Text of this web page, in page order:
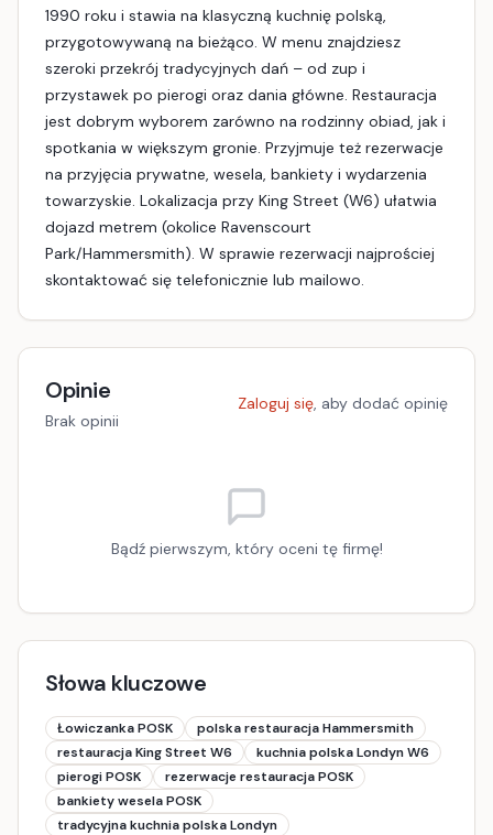
1990 roku i stawia na klasyczną kuchnię polską,
przygotowywaną na bieżąco. W menu znajdziesz
szeroki przekrój tradycyjnych dań – od zup i
przystawek po pierogi oraz dania główne. Restauracja
jest dobrym wyborem zarówno na rodzinny obiad, jak i
spotkania w większym gronie. Przyjmuje też rezerwacje
na przyjęcia prywatne, wesela, bankiety i wydarzenia
towarzyskie. Lokalizacja przy King Street (W6) ułatwia
dojazd metrem (okolice Ravenscourt
Park/Hammersmith). W sprawie rezerwacji najprościej
skontaktować się telefonicznie lub mailowo.
Opinie
Brak opinii
Zaloguj się, aby dodać opinię
Bądź pierwszym, który oceni tę firmę!
Słowa kluczowe
Łowiczanka POSK
polska restauracja Hammersmith
restauracja King Street W6
kuchnia polska Londyn W6
pierogi POSK
rezerwacje restauracja POSK
bankiety wesela POSK
tradycyjna kuchnia polska Londyn